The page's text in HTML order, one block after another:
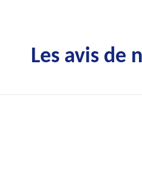
Les avis de